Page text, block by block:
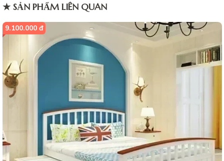
★ SẢN PHẨM LIÊN QUAN
9.100.000 đ